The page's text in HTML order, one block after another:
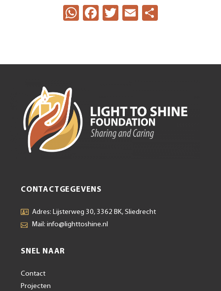
WhatsApp
Facebook
Twitter
Email
CONTACTGEGEVENS
Adres: Lijsterweg 30, 3362 BK, Sliedrecht
Mail: info@lighttoshine.nl
SNEL NAAR
Contact
Projecten